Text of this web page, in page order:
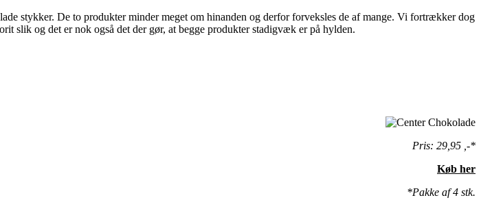
stykker. De to produkter minder meget om hinanden og derfor forveksles de af mange. Vi fortrækker dog
slik og det er nok også det der gør, at begge produkter stadigvæk er på hylden.
Pris: 29,95 ,-*
Køb her
*Pakke af 4 stk.